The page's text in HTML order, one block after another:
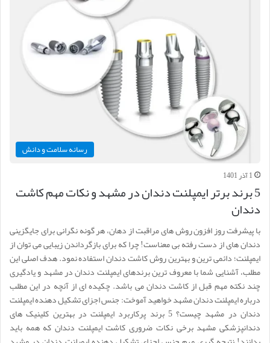
رسانه سلامت و دانش
1 آذر 1401
5 برند برتر ایمپلنت دندان در مشهد و نکات مهم کاشت
دندان
با پیشرفت روز افزون روش های مراقبت از دهان، هر گونه نگرانی برای جایگزینی
دندان های از دست رفته بی معناست! چرا که برای بازگرداندن زیبایی می توان از
ایمپلنت؛ دائمی ترین و بهترین روش کاشت دندان استفاده نمود. هدف اصلی این
مطلب، آشنایی شما با معروف ترین برندهای ایمپلنت دندان در مشهد و یادگیری
چند نکته مهم قبل از کاشت دندان می باشد. چکیده ای از آنچه در این مطلب
درباره ایمپلنت دندان مشهد خواهید آموخت: جنس اجزای تشکیل دهنده ایمپلنت
دندان در مشهد چیست؟ 5 برند پرکاربرد ایمپلنت در بهترین کلینیک های
دندانپزشکی مشهد برخی نکات ضروری کاشت ایمپلنت دندان که همه باید